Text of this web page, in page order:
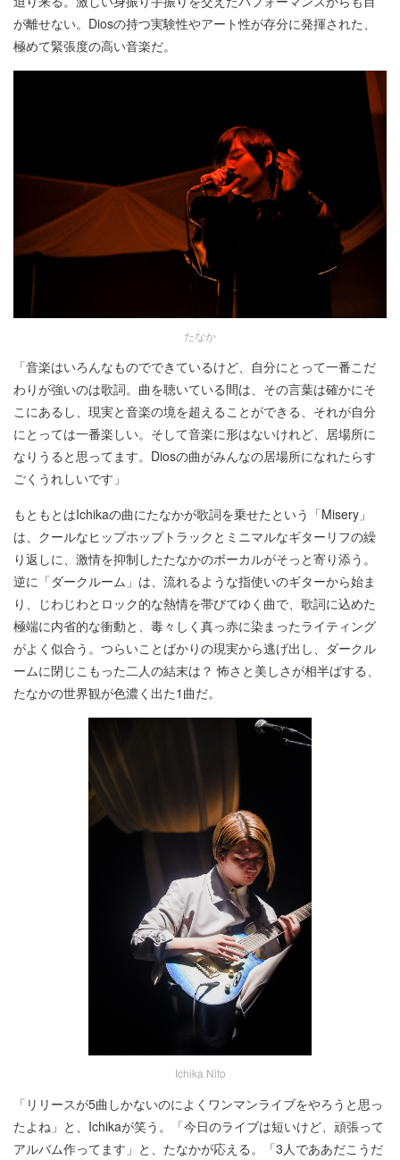
が離せない。Diosの持つ実験性やアート性が存分に発揮された、
極めて緊張度の高い音楽だ。
たなか
「音楽はいろんなものでできているけど、自分にとって一番こだ
わりが強いのは歌詞。曲を聴いている間は、その言葉は確かにそ
こにあるし、現実と音楽の境を超えることができる、それが自分
にとっては一番楽しい。そして音楽に形はないけれど、居場所に
なりうると思ってます。Diosの曲がみんなの居場所になれたらす
ごくうれしいです」
もともとはIchikaの曲にたなかが歌詞を乗せたという「Misery」
は、クールなヒップホップトラックとミニマルなギターリフの繰
り返しに、激情を抑制したたなかのボーカルがそっと寄り添う。
逆に「ダークルーム」は、流れるような指使いのギターから始ま
り、じわじわとロック的な熱情を帯びてゆく曲で、歌詞に込めた
極端に内省的な衝動と、毒々しく真っ赤に染まったライティング
がよく似合う。つらいことばかりの現実から逃げ出し、ダークル
ームに閉じこもった二人の結末は？ 怖さと美しさが相半ばする、
たなかの世界観が色濃く出た1曲だ。
Ichika Nito
「リリースが5曲しかないのによくワンマンライブをやろうと思っ
たよね」と、Ichikaが笑う。「今日のライブは短いけど、頑張って
アルバム作ってます」と、たなかが応える。「3人でああだこうだ